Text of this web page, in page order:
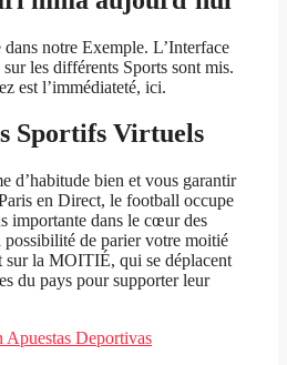
notre Exemple. L’Interface
les différents Sports sont mis.
est l’immédiateté, ici.
Sportifs Virtuels
d’habitude bien et vous garantir
en Direct, le football occupe
importante dans le cœur des
possibilité de parier votre moitié
sur la MOITIÉ, qui se déplacent
du pays pour supporter leur
Deportivas